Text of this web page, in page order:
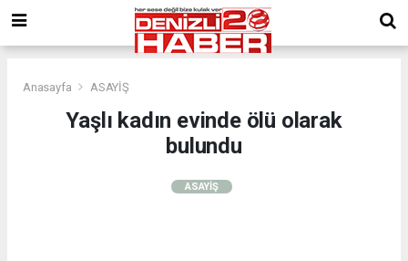
Anasayfa ASAYİŞ
Yaşlı kadın evinde ölü olarak
bulundu
ASAYİŞ